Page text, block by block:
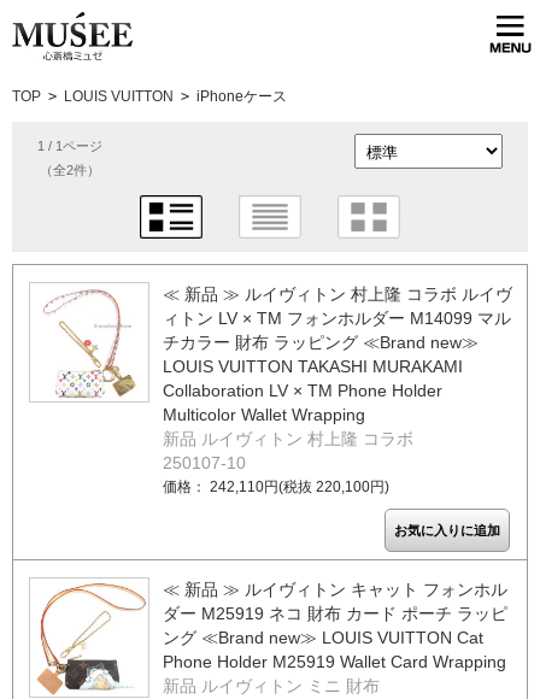
TOP > LOUIS VUITTON > iPhoneケース
1 / 1ページ
（全2件）
≪ 新品 ≫ ルイヴィトン 村上隆 コラボ ルイヴ
ィトン LV × TM フォンホルダー M14099 マル
チカラー 財布 ラッピング ≪Brand new≫
LOUIS VUITTON TAKASHI MURAKAMI
Collaboration LV × TM Phone Holder
Multicolor Wallet Wrapping
新品 ルイヴィトン 村上隆 コラボ
250107-10
価格： 242,110円(税抜 220,100円)
≪ 新品 ≫ ルイヴィトン キャット フォンホル
ダー M25919 ネコ 財布 カード ポーチ ラッピ
ング ≪Brand new≫ LOUIS VUITTON Cat
Phone Holder M25919 Wallet Card Wrapping
新品 ルイヴィトン ミニ 財布